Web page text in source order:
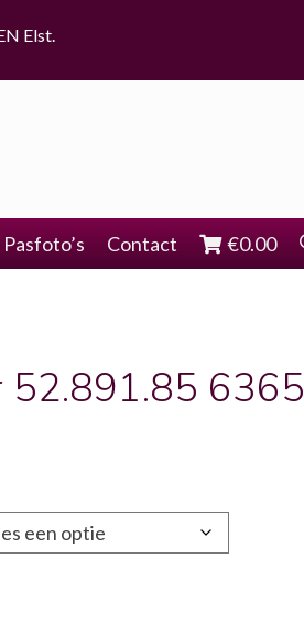
Elst.
Pasfoto’s Contact €0.00
52.891.85 6365